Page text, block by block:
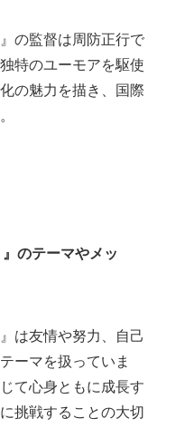
の監督は周防正行で
特のユーモアを駆使
の魅力を描き、国際
』のテーマやメッ
は友情や努力、自己
ーマを扱っていま
て心身ともに成長す
挑戦することの大切